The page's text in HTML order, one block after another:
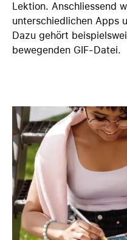
Lektion. Anschliessend
unterschiedlichen Apps
Dazu gehört
bewegenden GIF-Datei.